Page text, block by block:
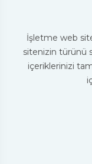
İşletme web
sitenizin türünü
içeriklerinizi